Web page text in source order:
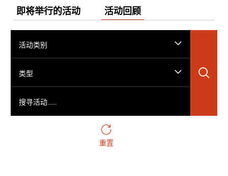
即将举行的活动 活动回顾
活动类别
类型
重置